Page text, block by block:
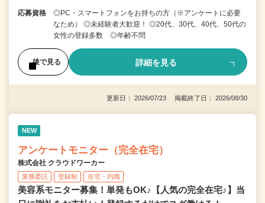
応募資格
◎PC・スマートフォンをお持ちの方（※アンケートに必要
なため） ◎未経験者大歓迎！ ◎20代、30代、40代、50代の
女性の登録多数 ◎年齢不問
後で見る 詳細を見る
更新日： 2026/07/23 掲載終了日： 2026/08/30
NEW
アンケートモニター（完全在宅）
株式会社 クラウドワーカー
業務委託 登録制 在宅・内職
美容系モニター募集！単発もOK♪【人気の完全在宅♪】当